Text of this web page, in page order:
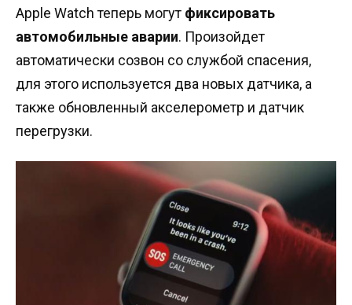
Apple Watch теперь могут фиксировать
автомобильные аварии. Произойдет
автоматически созвон со службой спасения,
для этого используется два новых датчика, а
также обновленный акселерометр и датчик
перегрузки.